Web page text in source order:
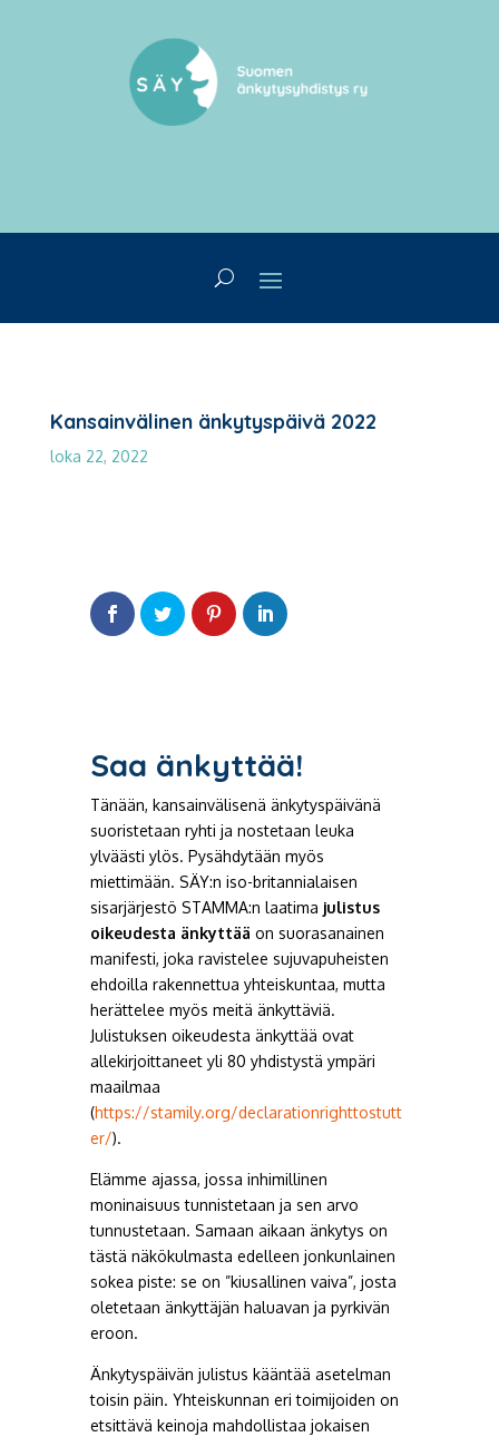
Kansainvälinen änkytyspäivä 2022
loka 22, 2022
Saa änkyttää!
Tänään, kansainvälisenä änkytyspäivänä
suoristetaan ryhti ja nostetaan leuka
ylväästi ylös. Pysähdytään myös
miettimään. SÄY:n iso-britannialaisen
sisarjärjestö STAMMA:n laatima julistus
oikeudesta änkyttää on suorasanainen
manifesti, joka ravistelee sujuvapuheisten
ehdoilla rakennettua yhteiskuntaa, mutta
herättelee myös meitä änkyttäviä.
Julistuksen oikeudesta änkyttää ovat
allekirjoittaneet yli 80 yhdistystä ympäri
maailmaa
(https://stamily.org/declarationrighttostutt
er/).
Elämme ajassa, jossa inhimillinen
moninaisuus tunnistetaan ja sen arvo
tunnustetaan. Samaan aikaan änkytys on
tästä näkökulmasta edelleen jonkunlainen
sokea piste: se on ”kiusallinen vaiva”, josta
oletetaan änkyttäjän haluavan ja pyrkivän
eroon.
Änkytyspäivän julistus kääntää asetelman
toisin päin. Yhteiskunnan eri toimijoiden on
etsittävä keinoja mahdollistaa jokaisen